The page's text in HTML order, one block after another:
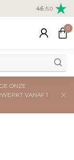
Veilig
creditcard
4.6 /5.0
0
ONZE
VANAF 1